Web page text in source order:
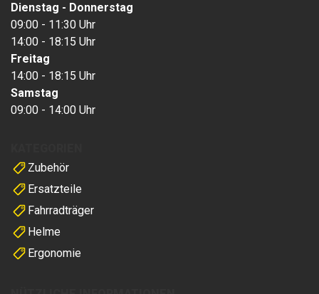
Zubehör
Ersatzteile
Fahrradträger
Helme
Ergonomie
Dienstag - Donnerstag
09:00 - 11:30 Uhr
14:00 - 18:15 Uhr
Freitag
14:00 - 18:15 Uhr
Samstag
09:00 - 14:00 Uhr